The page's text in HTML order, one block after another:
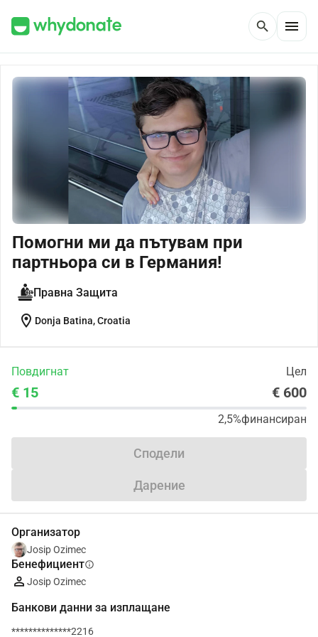
search menu
Помогни ми да пътувам при
партньора си в Германия!
Правна Защита
location_on Donja Batina, Croatia
Повдигнат Цел
€ 15 € 600
2,5%финансиран
Сподели
Дарение
Организатор
Josip Ozimec
Бенефициентinfo
Josip Ozimec
Банкови данни за изплащане
**************2216